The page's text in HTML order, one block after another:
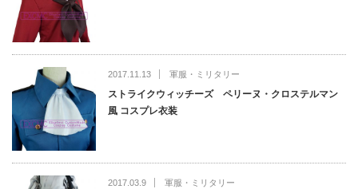
2017.11.13 軍服・ミリタリー
ストライクウィッチーズ ペリーヌ・クロステルマン
風 コスプレ衣装
2017.03.9 軍服・ミリタリー